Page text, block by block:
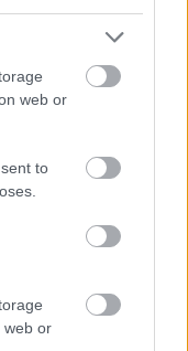
web or
to
web or
–
vid OS i Paris,
går från Sälen till
natur och historiska